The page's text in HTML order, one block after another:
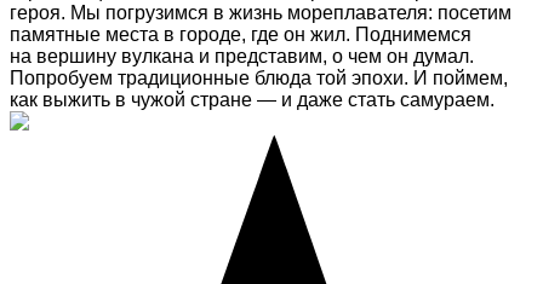
героя. Мы погрузимся в жизнь мореплавателя: посетим
памятные места в городе, где он жил. Поднимемся
на вершину вулкана и представим, о чем он думал.
Попробуем традиционные блюда той эпохи. И поймем,
как выжить в чужой стране — и даже стать самураем.